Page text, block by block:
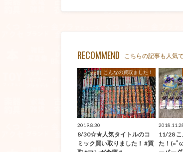
RECOMMEND こちらの記事も人気で
こんなの買取ました！
2019.8.30
8/30☆★人気タイトルのコ
ミック買い取りました！ #買
11/28
た！(=ﾟ